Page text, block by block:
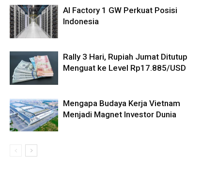
AI Factory 1 GW Perkuat Posisi
Indonesia
Rally 3 Hari, Rupiah Jumat Ditutup
Menguat ke Level Rp17.885/USD
Mengapa Budaya Kerja Vietnam
Menjadi Magnet Investor Dunia